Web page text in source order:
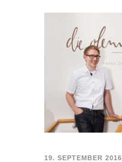
19. SEPTEMBER 2016